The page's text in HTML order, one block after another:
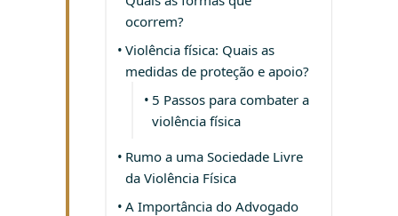
ocorrem?
Violência física: Quais as
medidas de proteção e apoio?
5 Passos para combater a
violência física
Rumo a uma Sociedade Livre
da Violência Física
A Importância do Advogado